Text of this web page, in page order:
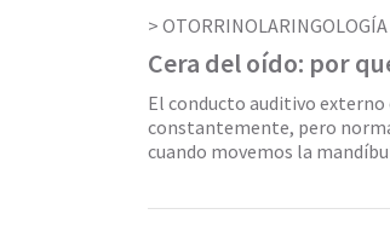
OTORRINOLARINGOLOGÍA
Cera del oído: por
El conducto auditivo
constantemente, pero
cuando movemos la